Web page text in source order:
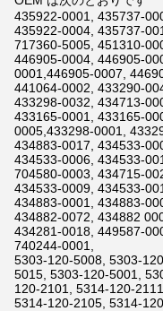
435922-0001, 435737-
435922-0004, 435737-
717360-5005, 451310-
446905-0004, 446905-
0001,446905-0007,
441064-0002, 433290-
433298-0032, 434713-
433165-0001, 433165-
0005,433298-0001,
434883-0017, 434533-
434533-0006, 434533-
704580-0003, 434715-
434533-0009, 434533-
434883-0001, 434883-
434882-0072, 434882
434281-0018, 449587-
740244-0001,
5303-120-5008, 5303-
5015, 5303-120-5001,
120-2101, 5314-120-
5314-120-2105, 5314-